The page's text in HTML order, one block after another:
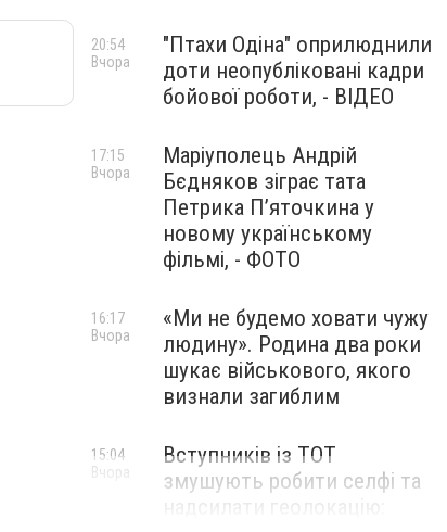
"Птахи Одіна" оприлюднили
доти неопубліковані кадри
бойової роботи, - ВІДЕО
20:54
Вчора
Маріуполець Андрій
Бєдняков зіграє тата
Петрика П’яточкина у
новому українському
фільмі, - ФОТО
17:15
Вчора
«Ми не будемо ховати чужу
людину». Родина два роки
шукає військового, якого
визнали загиблим
16:17
Вчора
Вступників із ТОТ
змушують робити селфі та
15:04
Вчора